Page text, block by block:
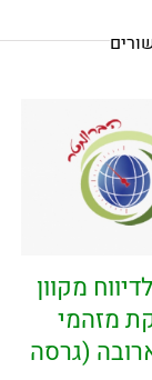
מקוון
מזהמי
(גרסה